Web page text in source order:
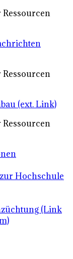
(ext. Link)
Hochschule
(Link